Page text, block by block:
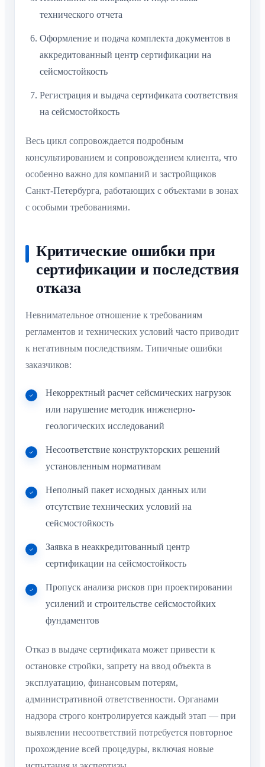
технического отчета
Оформление и подача комплекта документов в
аккредитованный центр сертификации на
сейсмостойкость
Регистрация и выдача сертификата соответствия
на сейсмостойкость
Весь цикл сопровождается подробным
консультированием и сопровождением клиента, что
особенно важно для компаний и застройщиков
Санкт-Петербурга, работающих с объектами в зонах
с особыми требованиями.
Критические ошибки при
сертификации и последствия
отказа
Невнимательное отношение к требованиям
регламентов и технических условий часто приводит
к негативным последствиям. Типичные ошибки
заказчиков:
Некорректный расчет сейсмических нагрузок
или нарушение методик инженерно-
геологических исследований
Несоответствие конструкторских решений
установленным нормативам
Неполный пакет исходных данных или
отсутствие технических условий на
сейсмостойкость
Заявка в неаккредитованный центр
сертификации на сейсмостойкость
Пропуск анализа рисков при проектировании
усилений и строительстве сейсмостойких
фундаментов
Отказ в выдаче сертификата может привести к
остановке стройки, запрету на ввод объекта в
эксплуатацию, финансовым потерям,
административной ответственности. Органами
надзора строго контролируется каждый этап — при
выявлении несоответствий потребуется повторное
прохождение всей процедуры, включая новые